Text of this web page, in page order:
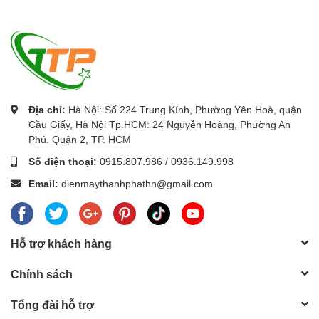
Địa chỉ: Hà Nội: Số 224 Trung Kính, Phường Yên Hoà, quận
Cầu Giấy, Hà Nội Tp.HCM: 24 Nguyễn Hoàng, Phường An
Phú. Quận 2, TP. HCM
Số điện thoại: 0915.807.986 / 0936.149.998
Email: dienmaythanhphathn@gmail.com
Hỗ trợ khách hàng
Chính sách
Tổng đài hỗ trợ